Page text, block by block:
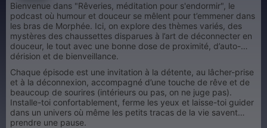
Bienvenue dans "Rêveries, méditation pour s'endormir", le
podcast où humour et douceur se mêlent pour t’emmener dans
les bras de Morphée. Ici, on explore des thèmes variés, des
mystères des chaussettes disparues à l’art de déconnecter en
douceur, le tout avec une bonne dose de proximité, d’auto-
dérision et de bienveillance.
Chaque épisode est une invitation à la détente, au lâcher-prise
et à la déconnexion, accompagné d’une touche de rêve et de
beaucoup de sourires (intérieurs ou pas, on ne juge pas).
Installe-toi confortablement, ferme les yeux et laisse-toi guider
dans un univers où même les petits tracas de la vie savent
prendre une pause.